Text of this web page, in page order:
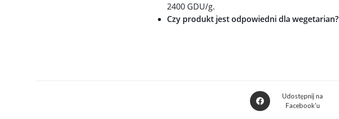
2400 GDU/g.
Czy produkt jest odpowiedni dla wegetarian?
Udostępnij na
Facebook'u